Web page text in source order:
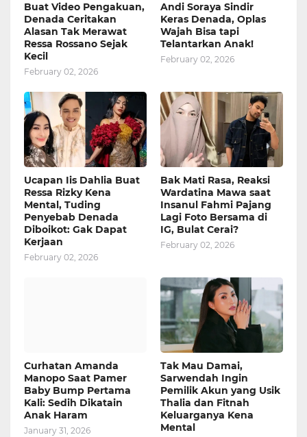
Buat Video Pengakuan,
Denada Ceritakan
Alasan Tak Merawat
Ressa Rossano Sejak
Kecil
February 02, 2026
Andi Soraya Sindir
Keras Denada, Oplas
Wajah Bisa tapi
Telantarkan Anak!
February 02, 2026
Ucapan Iis Dahlia Buat
Ressa Rizky Kena
Mental, Tuding
Penyebab Denada
Diboikot: Gak Dapat
Kerjaan
February 02, 2026
Bak Mati Rasa, Reaksi
Wardatina Mawa saat
Insanul Fahmi Pajang
Lagi Foto Bersama di
IG, Bulat Cerai?
February 02, 2026
Curhatan Amanda
Manopo Saat Pamer
Baby Bump Pertama
Kali: Sedih Dikatain
Anak Haram
January 31, 2026
Tak Mau Damai,
Sarwendah Ingin
Pemilik Akun yang Usik
Thalia dan Fitnah
Keluarganya Kena
Mental